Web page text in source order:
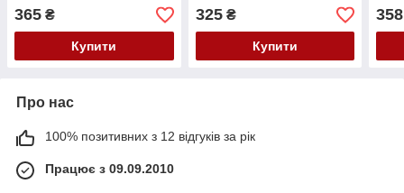
365 ₴
Купити
325₴
Купити
358
Про нас
100% позитивних з 12 відгуків за рік
Працює з 09.09.2010